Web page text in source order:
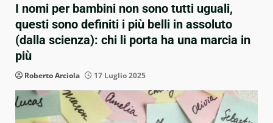
I nomi per bambini non sono tutti uguali,
questi sono definiti i più belli in assoluto
(dalla scienza): chi li porta ha una marcia in
più
Roberto Arciola 17 Luglio 2025